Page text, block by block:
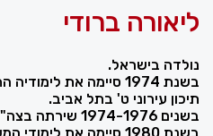
ליאורה ברודי
נולדה בישראל.
בשנת 1974 סיימה את
תיכון עירוני ט' בתל אביב.
בשנים 1974-1976 שירתה בצה"ל.